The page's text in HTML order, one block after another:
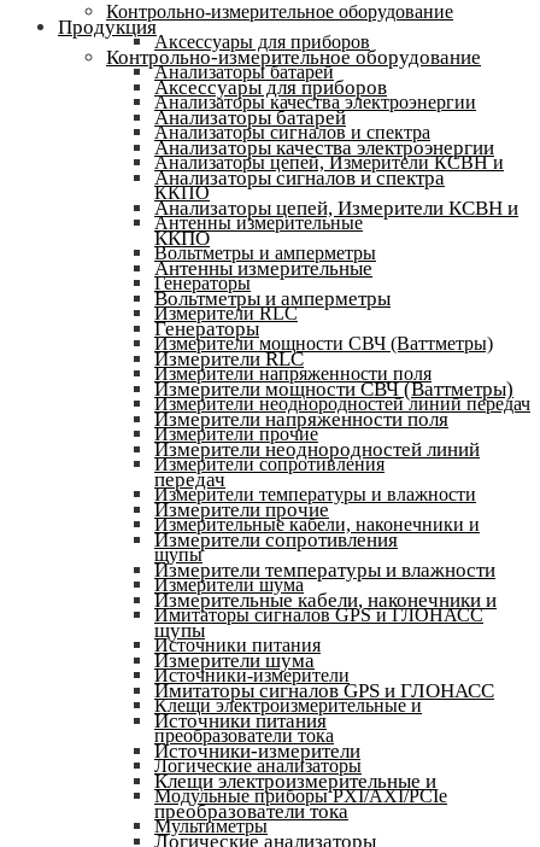
Контрольно-измерительное оборудование
Аксессуары для приборов
Анализаторы батарей
Анализаторы качества электроэнергии
Анализаторы сигналов и спектра
Анализаторы цепей, Измерители КСВН и
ККПО
Антенны измерительные
Вольтметры и амперметры
Генераторы
Измерители RLC
Измерители мощности СВЧ (Ваттметры)
Измерители напряженности поля
Измерители неоднородностей линий передач
Измерители прочие
Измерители сопротивления
Измерители температуры и влажности
Измерительные кабели, наконечники и
щупы
Измерители шума
Имитаторы сигналов GPS и ГЛОНАСС
Источники питания
Источники-измерители
Клещи электроизмерительные и
преобразователи тока
Логические анализаторы
Модульные приборы PXI/AXI/PCIe
Мультиметры
Продукция
Контрольно-измерительное оборудование
Аксессуары для приборов
Анализаторы батарей
Анализаторы качества электроэнергии
Анализаторы сигналов и спектра
Анализаторы цепей, Измерители КСВН и
ККПО
Антенны измерительные
Вольтметры и амперметры
Генераторы
Измерители RLC
Измерители мощности СВЧ (Ваттметры)
Измерители напряженности поля
Измерители неоднородностей линий
передач
Измерители прочие
Измерители сопротивления
Измерители температуры и влажности
Измерительные кабели, наконечники и
щупы
Измерители шума
Имитаторы сигналов GPS и ГЛОНАСС
Источники питания
Источники-измерители
Клещи электроизмерительные и
преобразователи тока
Логические анализаторы